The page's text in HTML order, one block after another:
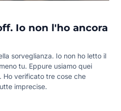
Io non l'ho ancora
sorveglianza. Io non ho letto il
tu. Eppure usiamo quei
verificato tre cose che
imprecise.